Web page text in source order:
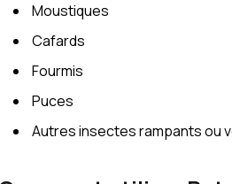
Moustiques
Cafards
Fourmis
Puces
Autres insectes rampants ou